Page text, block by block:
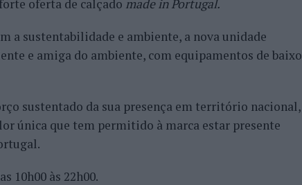
oferta de calçado made in Portugal.
a sustentabilidade e ambiente, a nova unidade
e amiga do ambiente, com equipamentos de baixo
sustentado da sua presença em território nacional,
única que tem permitido à marca estar presente
10h00 às 22h00.